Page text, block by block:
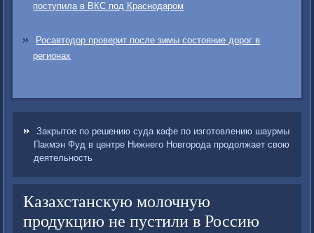
поступила в ВКС под Краснодаром
Росавтодор проверит после зимы состояние дорог в
регионах
Закрытое по решению суда кафе по изготовлению шаурмы
Пакмэн Фуд в центре Нижнего Новгорода продолжает свою
деятельность
Казахстанскую молочную
продукцию не пустили в Россию